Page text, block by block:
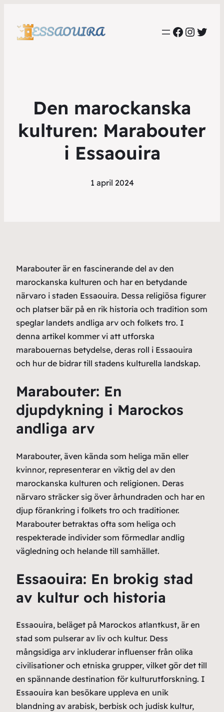
Den marockanska
kulturen: Marabouter
i Essaouira
1 april 2024
Marabouter är en fascinerande del av den
marockanska kulturen och har en betydande
närvaro i staden Essaouira. Dessa religiösa figurer
och platser bär på en rik historia och tradition som
speglar landets andliga arv och folkets tro. I
denna artikel kommer vi att utforska
marabouernas betydelse, deras roll i Essaouira
och hur de bidrar till stadens kulturella landskap.
Marabouter: En
djupdykning i Marockos
andliga arv
Marabouter, även kända som heliga män eller
kvinnor, representerar en viktig del av den
marockanska kulturen och religionen. Deras
närvaro sträcker sig över århundraden och har en
djup förankring i folkets tro och traditioner.
Marabouter betraktas ofta som heliga och
respekterade individer som förmedlar andlig
vägledning och helande till samhället.
Essaouira: En brokig stad
av kultur och historia
Essaouira, beläget på Marockos atlantkust, är en
stad som pulserar av liv och kultur. Dess
mångsidiga arv inkluderar influenser från olika
civilisationer och etniska grupper, vilket gör det till
en spännande destination för kulturutforskning. I
Essaouira kan besökare uppleva en unik
blandning av arabisk, berbisk och judisk kultur,